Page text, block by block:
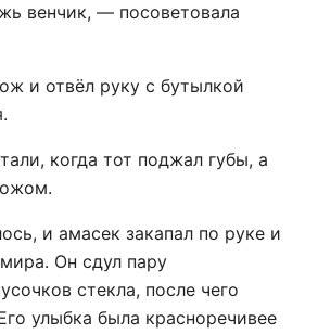
венчик, — посоветовала
и отвёл руку с бутылкой
когда тот поджал губы, а
и амасек закапал по руке и
Он сдул пару
стекла, после чего
улыбка была красноречивее